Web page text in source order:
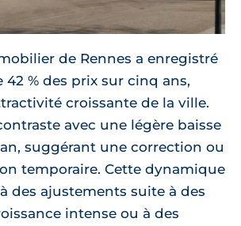
de Rennes a enregistré
42 % des prix sur cinq ans,
croissante de la ville.
avec une légère baisse
suggérant une correction ou
temporaire. Cette dynamique
des ajustements suite à des
intense ou à des